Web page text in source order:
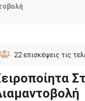
22 επισκέψεις τις